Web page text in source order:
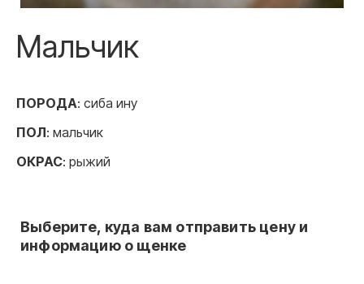
Мальчик
ПОРОДА: сиба ину
ПОЛ: мальчик
ОКРАС: рыжий
Выберите, куда вам отправить цену и
информацию о щенке